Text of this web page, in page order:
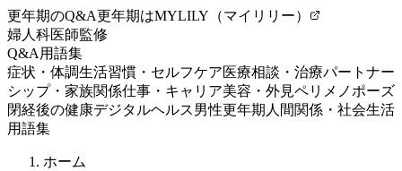
更年期のQ&A更年期はMYLILY（マイリリー）
婦人科医師監修
Q&A 用語集
症状・体調生活習慣・セルフケア医療相談・治療パートナー
シップ・家族関係仕事・キャリア美容・外見ペリメノポーズ
閉経後の健康デジタルヘルス男性更年期 人間関係・社会生活
用語集
ホーム